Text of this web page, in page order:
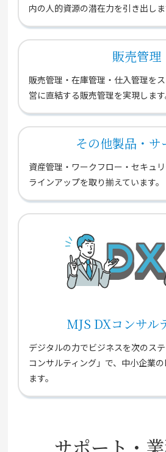
内の人的資源の潜在力を引き出しま
販売管理
販売管理・在庫管理・仕入管理を
営に直結する販売管理を実現します
その他製品・サ
資産管理・ワークフロー・セキュ
ラインアップを取り揃えています。
MJS DXコンサル
デジタルの力でビジネスを次のス
コンサルティング」で、中小企業
ます。
サポート・